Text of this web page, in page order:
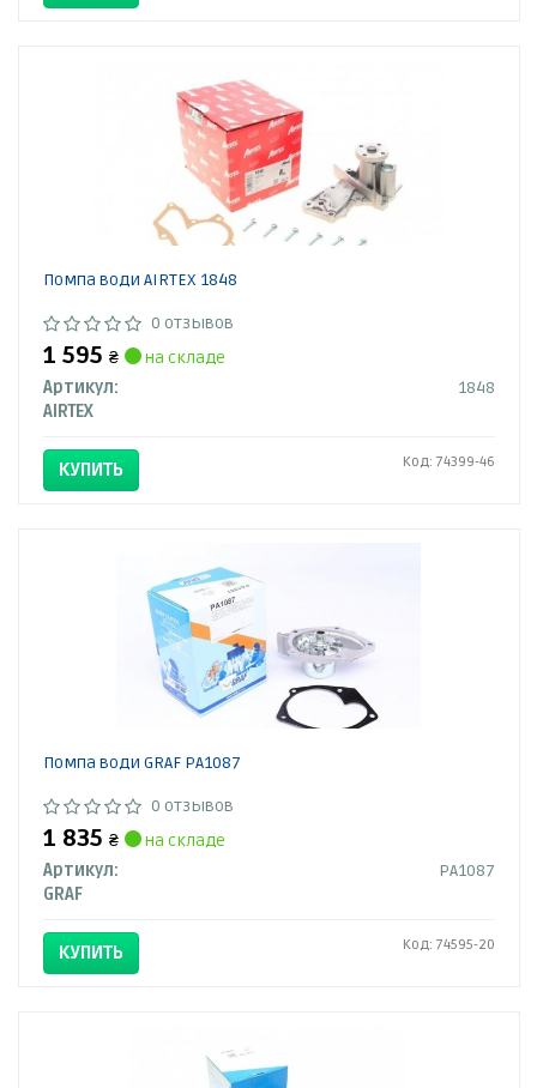
Помпа води AIRTEX 1848
0 отзывов
1 595 ₴
на складе
Артикул:
1848
AIRTEX
КУПИТЬ Код: 74399-46
Помпа води GRAF PA1087
0 отзывов
1 835 ₴
на складе
Артикул:
PA1087
GRAF
КУПИТЬ Код: 74595-20